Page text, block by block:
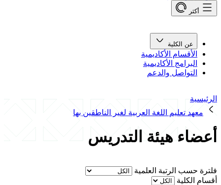
أكثر
عن الكلية
الأقسام الأكاديمية
البرامج الأكاديمية
التواصل والدعم
الرئيسية
معهد تعليم اللغة العربية لغير الناطقين بها
أعضاء هيئة التدريس
فلترة حسب الرتبة العلمية
أقسام الكلية